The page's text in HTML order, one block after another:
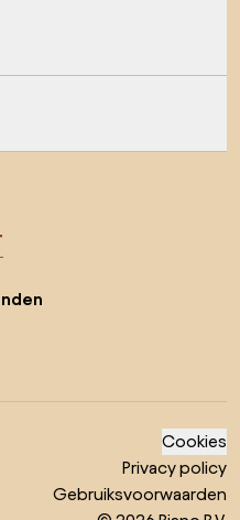
Cookies
Privacy policy
Gebruiksvoorwaarden